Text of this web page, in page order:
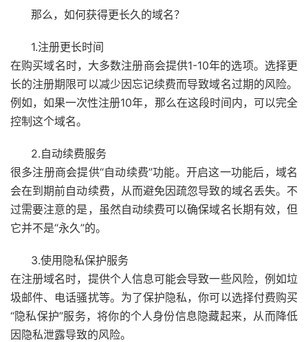
那么，如何获得更长久的域名？
1.注册更长时间
在购买域名时，大多数注册商会提供1-10年的选项。选择更
长的注册期限可以减少因忘记续费而导致域名过期的风险。
例如，如果一次性注册10年，那么在这段时间内，可以完全
控制这个域名。
2.自动续费服务
很多注册商会提供“自动续费”功能。开启这一功能后，域名
会在到期前自动续费，从而避免因疏忽导致的域名丢失。不
过需要注意的是，虽然自动续费可以确保域名长期有效，但
它并不是“永久”的。
3.使用隐私保护服务
在注册域名时，提供个人信息可能会导致一些风险，例如垃
圾邮件、电话骚扰等。为了保护隐私，你可以选择付费购买
“隐私保护”服务，将你的个人身份信息隐藏起来，从而降低
因隐私泄露导致的风险。